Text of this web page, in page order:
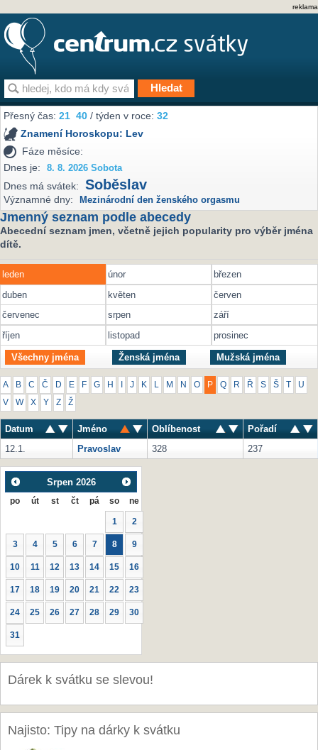
reklama
Přesný čas:21 40 / týden v roce:32
Znamení Horoskopu: Lev
Fáze měsíce:
Dnes je:
8. 8. 2026 Sobota
Dnes má svátek: Soběslav
Významné dny: Mezinárodní den ženského orgasmu
Jmenný seznam podle abecedy
Abecední seznam jmen, včetně jejich popularity pro výběr jména
dítě.
leden únor
březen
duben
květen
červen
červenec
srpen
září
říjen
listopad prosinec
Všechny jména Ženská jména Mužská jména
A B C Č D E F G H J K M N O P Q R Ř S Š U
V W X Y Z Ž
Datum Jméno Oblíbenost
Pořadí
12.1.
Pravoslav 328 237
Srpen 2026
po út st čt pá so ne
1 2
3 4 5 6 7 8 9
10 11 12 13 14 15 16
17 18 19 20 21 22 23
24 25 26 27 28 29 30
31
Dárek k svátku se slevou!
Najisto: Tipy na dárky k svátku